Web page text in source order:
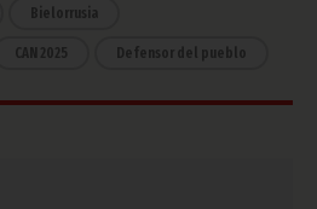
Bielorrusia
CAN 2025 Defensor del pueblo